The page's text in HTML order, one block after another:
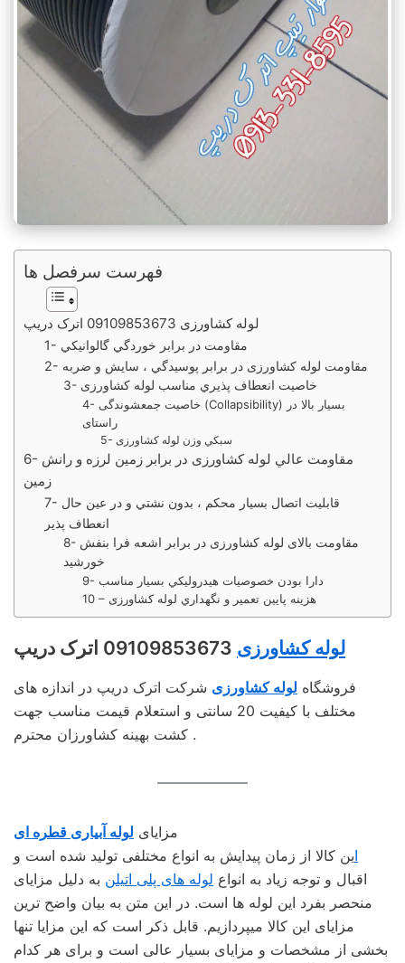
فهرست سرفصل ها
لوله کشاورزی 09109853673 اترک دریپ
1- مقاومت در برابر خوردگي گالوانيكي
2- مقاومت لوله کشاورزی در برابر پوسيدگي ، سايش و ضربه
3- خاصيت انعطاف پذيري مناسب لوله کشاورزی
4- خاصيت جمعشوندگی (Collapsibility) بسيار بالا در
راستای
5- سبكي وزن لوله کشاورزی
6- مقاومت عالي لوله کشاورزی در برابر زمين لرزه و رانش
زمين
7- قابليت اتصال بسيار محكم ، بدون نشتي و در عين حال
انعطاف پذير
8- مقاومت بالای لوله کشاورزی در برابر اشعه فرا بنفش
خورشيد
9- دارا بودن خصوصيات هيدروليكي بسيار مناسب
10 – هزينه پايين تعمير و نگهداري لوله کشاورزی
لوله کشاورزی
فروشگاه لوله کشاورزی شرکت اترک دریپ در اندازه های
مختلف با کیفیت 20 سانتی و استعلام قیمت مناسب جهت
کشت بهینه کشاورزان محترم .
مزايای لوله آبیاری قطره ای
این کالا از زمان پیدایش به انواع مختلفی تولید شده است و
اقبال و توجه زیاد به انواع لوله‌ های پلی اتیلن به دلیل مزایای
منحصر بفرد این لوله‌ ها است. در این متن به بیان واضح‌ ترین
مزایای این کالا میپردازیم. قابل ذکر است که این مزایا تنها
بخشی از مشخصات و مزایای بسیار عالی است و برای هر کدام